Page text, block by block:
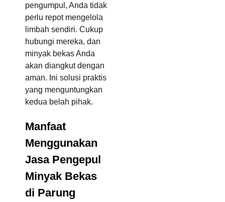
pengumpul, Anda tidak
perlu repot mengelola
limbah sendiri. Cukup
hubungi mereka, dan
minyak bekas Anda
akan diangkut dengan
aman. Ini solusi praktis
yang menguntungkan
kedua belah pihak.
Manfaat
Menggunakan
Jasa Pengepul
Minyak Bekas
di Parung